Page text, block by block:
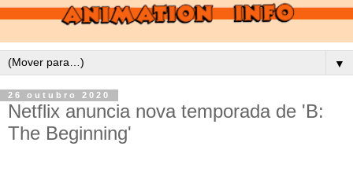
▼
26 outubro 2020
Netflix anuncia nova temporada de 'B:
The Beginning'